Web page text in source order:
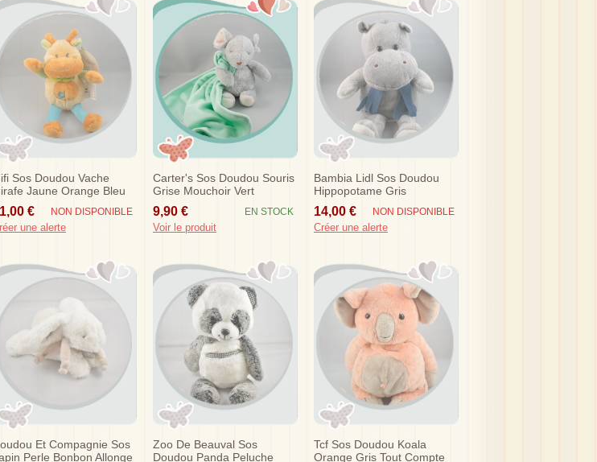
Sos Doudou Vache
Jaune Orange Bleu
€ NON DISPONIBLE
une alerte
Carter's Sos Doudou Souris
Grise Mouchoir Vert
9,90 € EN STOCK
Voir le produit
Bambia Lidl Sos Doudou
Hippopotame Gris
Marionnette
14,00 € NON DISPONIBLE
Créer une alerte
Et Compagnie Sos
Perle Bonbon Allonge
Zoo De Beauval Sos
Doudou Panda Peluche
Tcf Sos Doudou Koala
Orange Gris Tout Compte